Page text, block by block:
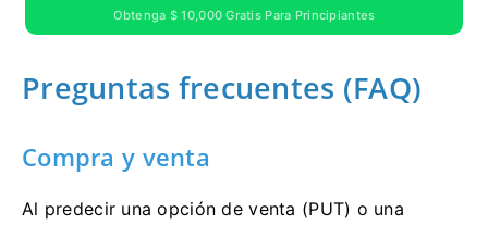
Obtenga $ 10,000 Gratis Para Principiantes
Preguntas frecuentes (FAQ)
Compra y venta
Al predecir una opción de venta (PUT) o una